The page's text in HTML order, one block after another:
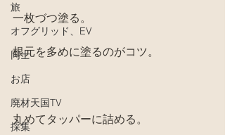
旅
オフグリッド、EV
同士
お店
廃材天国TV
採集
一枚づつ塗る。
根元を多めに塗るのがコツ。
丸めてタッパーに詰める。